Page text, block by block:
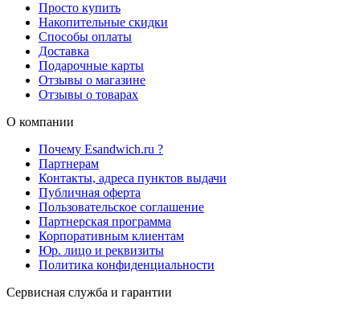
Просто купить
Накопительные скидки
Способы оплаты
Доставка
Подарочные карты
Отзывы о магазине
Отзывы о товарах
О компании
Почему Esandwich.ru ?
Партнерам
Контакты, адреса пунктов выдачи
Публичная оферта
Пользовательское соглашение
Партнерская программа
Корпоративным клиентам
Юр. лицо и реквизиты
Политика конфиденциальности
Сервисная служба и гарантии